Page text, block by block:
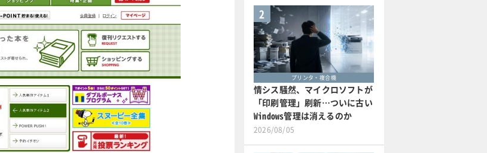
2
プリンタ・複合機
情シス騒然、マイクロソフトが
「印刷管理」刷新…ついに古い
Windows管理は消えるのか
2026/08/05